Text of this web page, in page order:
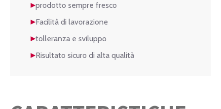
prodotto sempre fresco
Facilità di lavorazione
tolleranza e sviluppo
Risultato sicuro di alta qualità